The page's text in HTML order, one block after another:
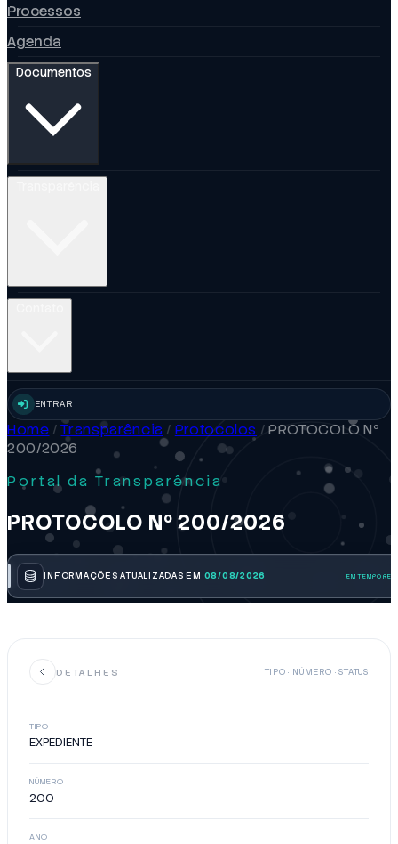
Processos
Agenda
Documentos
ENTRAR
Home / Transparência / Protocolos /PROTOCOLO Nº
200/2026
Portal da Transparência
PROTOCOLO Nº 200/2026
INFORMAÇÕES ATUALIZADAS EM 08/08/2026
DETALHES TIPO · NÚMERO · STATUS
TIPO
EXPEDIENTE
NÚMERO
200
ANO